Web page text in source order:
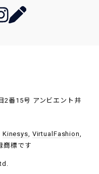
2番15号 アンビエント井
Kinesys VirtualFashion
商標です